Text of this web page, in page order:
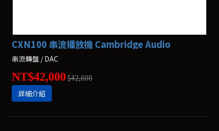
CXN100 串流播放機 Cambridge Audio
串流轉盤 / DAC
NT$42,000 $42,000
詳細介紹